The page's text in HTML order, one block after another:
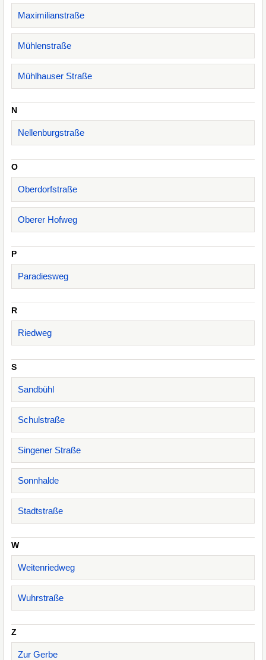
Maximilianstraße
Mühlenstraße
Mühlhauser Straße
N
Nellenburgstraße
O
Oberdorfstraße
Oberer Hofweg
P
Paradiesweg
R
Riedweg
S
Sandbühl
Schulstraße
Singener Straße
Sonnhalde
Stadtstraße
W
Weitenriedweg
Wuhrstraße
Z
Zur Gerbe